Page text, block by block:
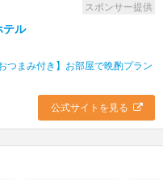
スポンサー提供
テル
つまみ付き】お部屋で晩酌プラン
公式サイトを見る